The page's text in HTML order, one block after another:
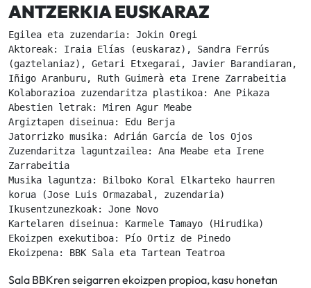
ANTZERKIA EUSKARAZ
Egilea eta zuzendaria: Jokin Oregi
Aktoreak: Iraia Elías (euskaraz), Sandra Ferrús
(gaztelaniaz), Getari Etxegarai, Javier Barandiaran,
Iñigo Aranburu, Ruth Guimerà eta Irene Zarrabeitia
Kolaborazioa zuzendaritza plastikoa: Ane Pikaza
Abestien letrak: Miren Agur Meabe
Argiztapen diseinua: Edu Berja
Jatorrizko musika: Adrián García de los Ojos
Zuzendaritza laguntzailea: Ana Meabe eta Irene
Zarrabeitia
Musika laguntza: Bilboko Koral Elkarteko haurren
korua (Jose Luis Ormazabal, zuzendaria)
Ikusentzunezkoak: Jone Novo
Kartelaren diseinua: Karmele Tamayo (Hirudika)
Ekoizpen exekutiboa: Pío Ortiz de Pinedo
Ekoizpena: BBK Sala eta Tartean Teatroa
Sala BBKren seigarren ekoizpen propioa, kasu honetan